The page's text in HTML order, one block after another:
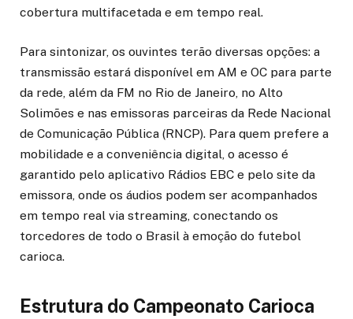
cobertura multifacetada e em tempo real.
Para sintonizar, os ouvintes terão diversas opções: a
transmissão estará disponível em AM e OC para parte
da rede, além da FM no Rio de Janeiro, no Alto
Solimões e nas emissoras parceiras da Rede Nacional
de Comunicação Pública (RNCP). Para quem prefere a
mobilidade e a conveniência digital, o acesso é
garantido pelo aplicativo Rádios EBC e pelo site da
emissora, onde os áudios podem ser acompanhados
em tempo real via streaming, conectando os
torcedores de todo o Brasil à emoção do futebol
carioca.
Estrutura do Campeonato Carioca